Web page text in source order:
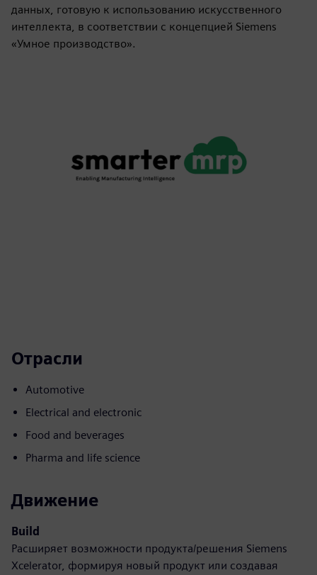
данных, готовую к использованию искусственного
интеллекта, в соответствии с концепцией Siemens
«Умное производство».
Отрасли
Automotive
Electrical and electronic
Food and beverages
Pharma and life science
Движение
Build
Расширяет возможности продукта/решения Siemens
Xcelerator, формируя новый продукт или создавая